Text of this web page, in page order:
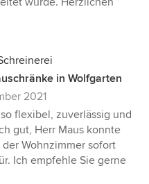
in Wolfgarten
2021
flexibel, zuverlässig und
gut, Herr Maus konnte
Wohnzimmer sofort
Ich empfehle Sie gerne